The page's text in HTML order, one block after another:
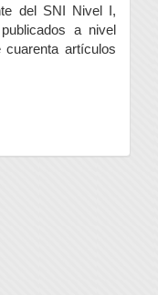
del SNI Nivel I,
a nivel
artículos